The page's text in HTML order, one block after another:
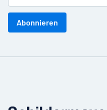
Abonnieren